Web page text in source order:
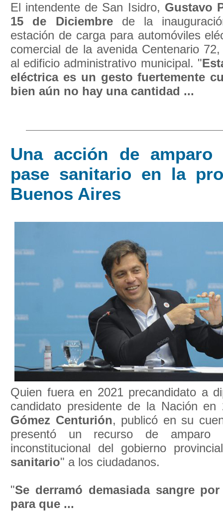
El intendente de San Isidro, Gustavo
15 de Diciembrede la
estación de carga para automóviles
comercial de la avenida Centenario
al edificio administrativo municipal. "
eléctrica es un gesto fuertemente
bien aún no hay una cantidad ...
Una acción de
pase sanitario en la
Buenos Aires
Quien fuera en 2021 precandidato a
candidato presidente de la Nación
Gómez Centurión, publicó en su
presentó un recurso de amparo
inconstitucional del gobierno
sanitario" a los ciudadanos.
"Se derramó demasiada sangre
para que ...